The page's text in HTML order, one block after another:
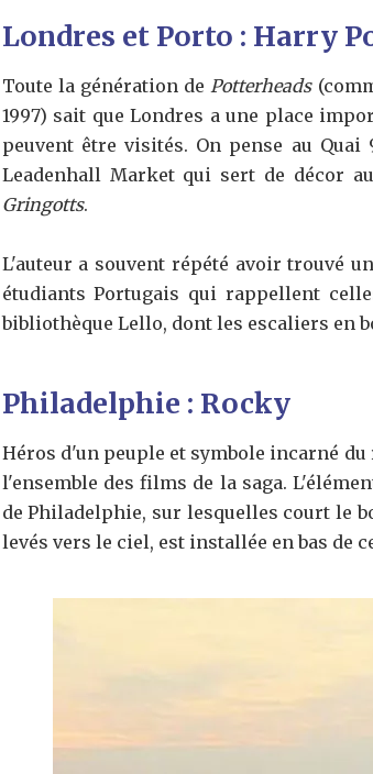
Londres et Porto : Harry
Toute la génération dePotterheads
1997) sait que Londres a une place
peuvent être visités. On pense au
Leadenhall Market qui sert de décor
Gringotts.
L'auteur a souvent répété avoir trouvé
étudiants Portugais qui rappellent
bibliothèque Lello, dont les escaliers en
Philadelphie : Rocky
Héros d'un peuple et symbole incarné
l'ensemble des films de la saga.
de Philadelphie, sur lesquelles court le
levés vers le ciel, est installée en bas de